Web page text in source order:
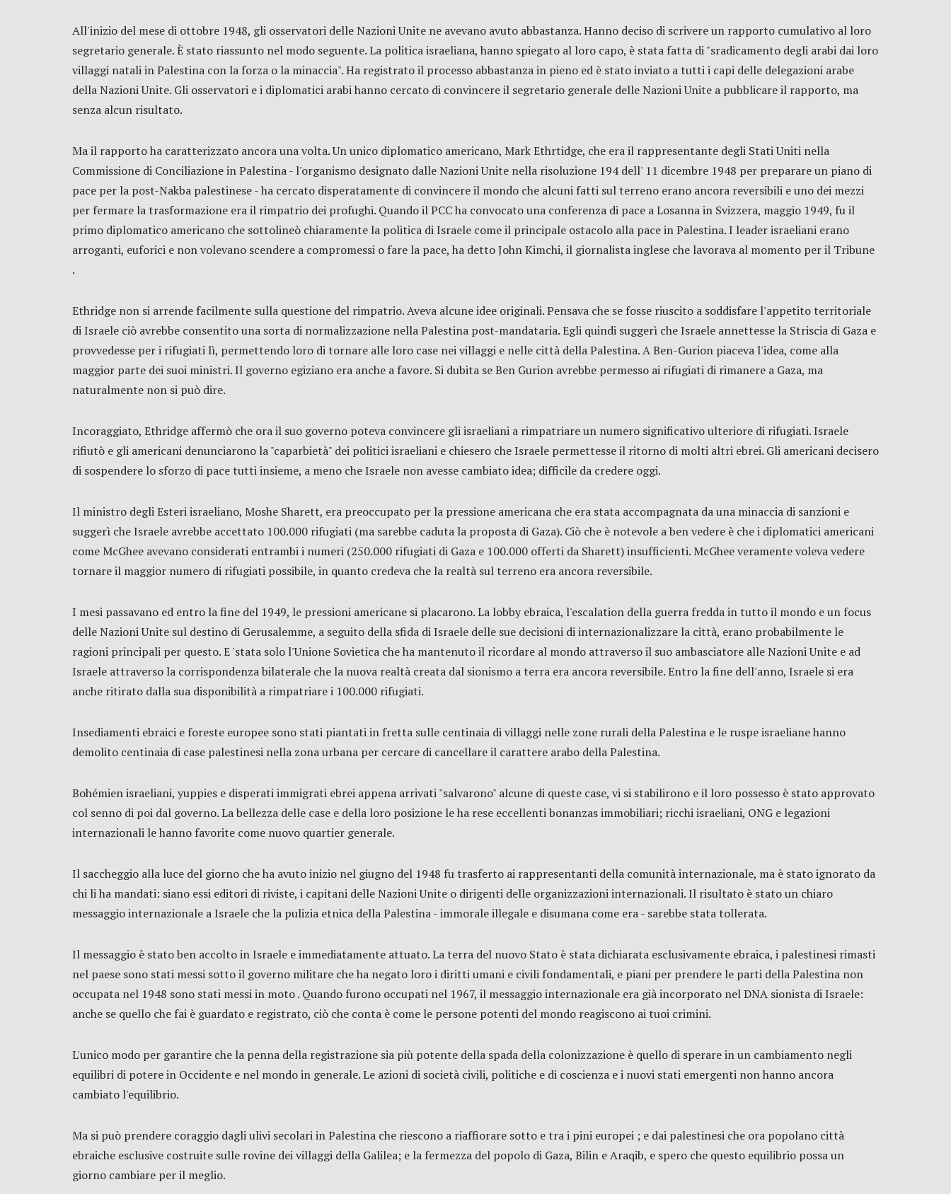
All'inizio del mese di ottobre 1948, gli osservatori delle Nazioni Unite ne avevano avuto abbastanza. Hanno deciso di scrivere un rapporto cumulativo al loro
segretario generale. È stato riassunto nel modo seguente. La politica israeliana, hanno spiegato al loro capo, è stata fatta di "sradicamento degli arabi dai loro
villaggi natali in Palestina con la forza o la minaccia". Ha registrato il processo abbastanza in pieno ed è stato inviato a tutti i capi delle delegazioni arabe
della Nazioni Unite. Gli osservatori e i diplomatici arabi hanno cercato di convincere il segretario generale delle Nazioni Unite a pubblicare il rapporto, ma
senza alcun risultato.
Ma il rapporto ha caratterizzato ancora una volta. Un unico diplomatico americano, Mark Ethrtidge, che era il rappresentante degli Stati Uniti nella
Commissione di Conciliazione in Palestina - l'organismo designato dalle Nazioni Unite nella risoluzione 194 dell' 11 dicembre 1948 per preparare un piano di
pace per la post-Nakba palestinese - ha cercato disperatamente di convincere il mondo che alcuni fatti sul terreno erano ancora reversibili e uno dei mezzi
per fermare la trasformazione era il rimpatrio dei profughi. Quando il PCC ha convocato una conferenza di pace a Losanna in Svizzera, maggio 1949, fu il
primo diplomatico americano che sottolineò chiaramente la politica di Israele come il principale ostacolo alla pace in Palestina. I leader israeliani erano
arroganti, euforici e non volevano scendere a compromessi o fare la pace, ha detto John Kimchi, il giornalista inglese che lavorava al momento per il Tribune
.
Ethridge non si arrende facilmente sulla questione del rimpatrio. Aveva alcune idee originali. Pensava che se fosse riuscito a soddisfare l'appetito territoriale
di Israele ciò avrebbe consentito una sorta di normalizzazione nella Palestina post-mandataria. Egli quindi suggerì che Israele annettesse la Striscia di Gaza e
provvedesse per i rifugiati lì, permettendo loro di tornare alle loro case nei villaggi e nelle città della Palestina. A Ben-Gurion piaceva l'idea, come alla
maggior parte dei suoi ministri. Il governo egiziano era anche a favore. Si dubita se Ben Gurion avrebbe permesso ai rifugiati di rimanere a Gaza, ma
naturalmente non si può dire.
Incoraggiato, Ethridge affermò che ora il suo governo poteva convincere gli israeliani a rimpatriare un numero significativo ulteriore di rifugiati. Israele
rifiutò e gli americani denunciarono la "caparbietà" dei politici israeliani e chiesero che Israele permettesse il ritorno di molti altri ebrei. Gli americani decisero
di sospendere lo sforzo di pace tutti insieme, a meno che Israele non avesse cambiato idea; difficile da credere oggi.
Il ministro degli Esteri israeliano, Moshe Sharett, era preoccupato per la pressione americana che era stata accompagnata da una minaccia di sanzioni e
suggerì che Israele avrebbe accettato 100.000 rifugiati (ma sarebbe caduta la proposta di Gaza). Ciò che è notevole a ben vedere è che i diplomatici americani
come McGhee avevano considerati entrambi i numeri (250.000 rifugiati di Gaza e 100.000 offerti da Sharett) insufficienti. McGhee veramente voleva vedere
tornare il maggior numero di rifugiati possibile, in quanto credeva che la realtà sul terreno era ancora reversibile.
I mesi passavano ed entro la fine del 1949, le pressioni americane si placarono. La lobby ebraica, l'escalation della guerra fredda in tutto il mondo e un focus
delle Nazioni Unite sul destino di Gerusalemme, a seguito della sfida di Israele delle sue decisioni di internazionalizzare la città, erano probabilmente le
ragioni principali per questo. E 'stata solo l'Unione Sovietica che ha mantenuto il ricordare al mondo attraverso il suo ambasciatore alle Nazioni Unite e ad
Israele attraverso la corrispondenza bilaterale che la nuova realtà creata dal sionismo a terra era ancora reversibile. Entro la fine dell'anno, Israele si era
anche ritirato dalla sua disponibilità a rimpatriare i 100.000 rifugiati.
Insediamenti ebraici e foreste europee sono stati piantati in fretta sulle centinaia di villaggi nelle zone rurali della Palestina e le ruspe israeliane hanno
demolito centinaia di case palestinesi nella zona urbana per cercare di cancellare il carattere arabo della Palestina.
Bohémien israeliani, yuppies e disperati immigrati ebrei appena arrivati "salvarono" alcune di queste case, vi si stabilirono e il loro possesso è stato approvato
col senno di poi dal governo. La bellezza delle case e della loro posizione le ha rese eccellenti bonanzas immobiliari; ricchi israeliani, ONG e legazioni
internazionali le hanno favorite come nuovo quartier generale.
Il saccheggio alla luce del giorno che ha avuto inizio nel giugno del 1948 fu trasferto ai rappresentanti della comunità internazionale, ma è stato ignorato da
chi li ha mandati: siano essi editori di riviste, i capitani delle Nazioni Unite o dirigenti delle organizzazioni internazionali. Il risultato è stato un chiaro
messaggio internazionale a Israele che la pulizia etnica della Palestina - immorale illegale e disumana come era - sarebbe stata tollerata.
Il messaggio è stato ben accolto in Israele e immediatamente attuato. La terra del nuovo Stato è stata dichiarata esclusivamente ebraica, i palestinesi rimasti
nel paese sono stati messi sotto il governo militare che ha negato loro i diritti umani e civili fondamentali, e piani per prendere le parti della Palestina non
occupata nel 1948 sono stati messi in moto . Quando furono occupati nel 1967, il messaggio internazionale era già incorporato nel DNA sionista di Israele:
anche se quello che fai è guardato e registrato, ciò che conta è come le persone potenti del mondo reagiscono ai tuoi crimini.
L'unico modo per garantire che la penna della registrazione sia più potente della spada della colonizzazione è quello di sperare in un cambiamento negli
equilibri di potere in Occidente e nel mondo in generale. Le azioni di società civili, politiche e di coscienza e i nuovi stati emergenti non hanno ancora
cambiato l'equilibrio.
Ma si può prendere coraggio dagli ulivi secolari in Palestina che riescono a riaffiorare sotto e tra i pini europei ; e dai palestinesi che ora popolano città
ebraiche esclusive costruite sulle rovine dei villaggi della Galilea; e la fermezza del popolo di Gaza, Bilin e Araqib, e spero che questo equilibrio possa un
giorno cambiare per il meglio.